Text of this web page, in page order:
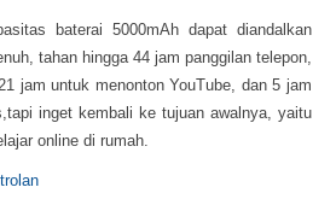
baterai 5000mAh dapat diandalkan
tahan hingga 44 jam panggilan telepon,
jam untuk menonton YouTube, dan 5 jam
inget kembali ke tujuan awalnya, yaitu
online di rumah.